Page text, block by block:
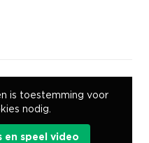
is toestemming voor
nodig.
en speel video